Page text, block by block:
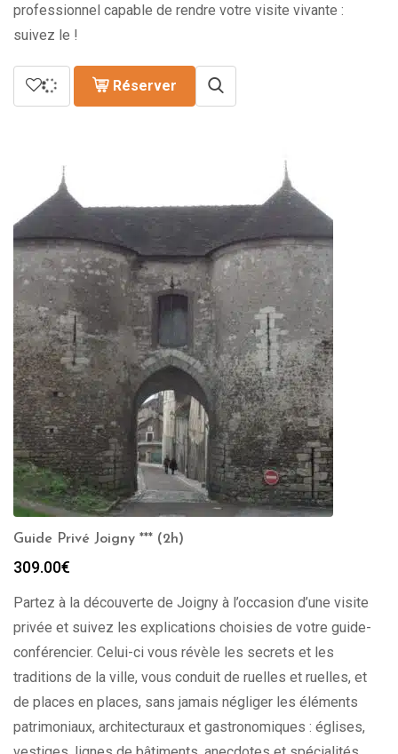
professionnel capable de rendre votre visite vivante :
suivez le !
Réserver
Guide Privé Joigny *** (2h)
309.00€
Partez à la découverte de Joigny à l’occasion d’une visite
privée et suivez les explications choisies de votre guide-
conférencier. Celui-ci vous révèle les secrets et les
traditions de la ville, vous conduit de ruelles et ruelles, et
de places en places, sans jamais négliger les éléments
patrimoniaux, architecturaux et gastronomiques : églises,